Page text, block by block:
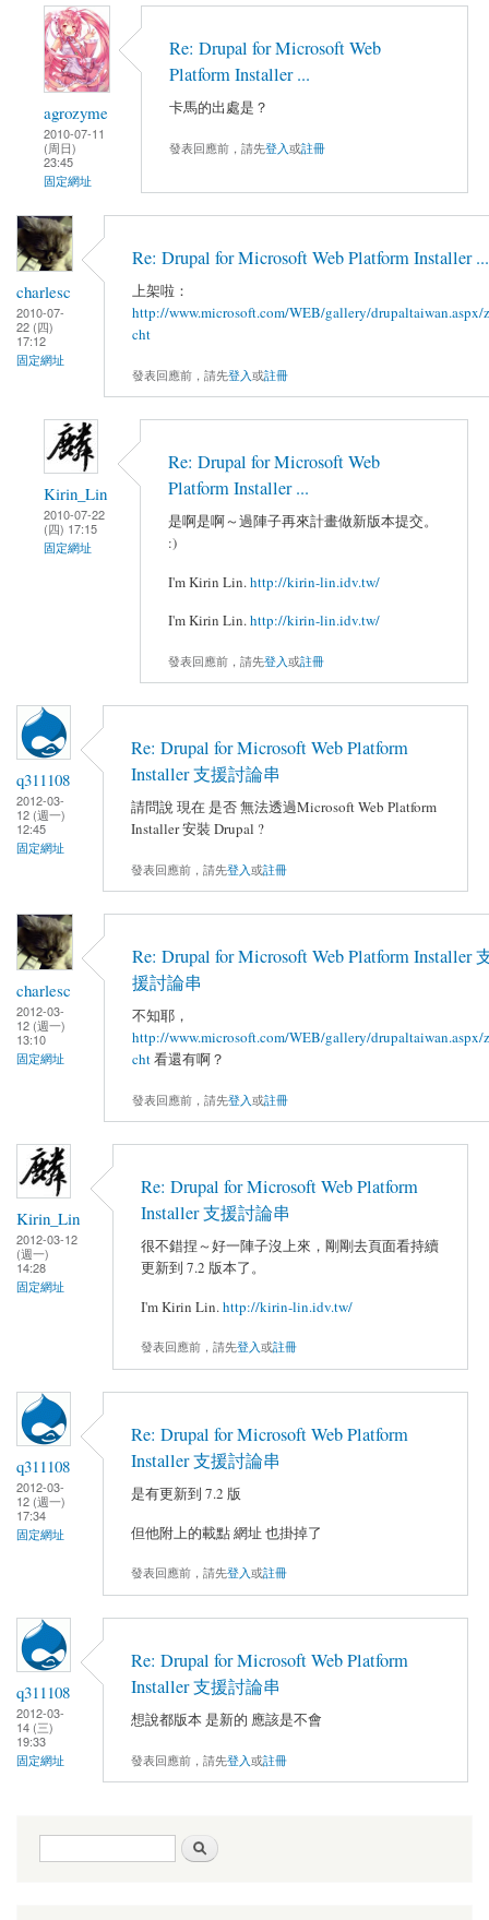
agrozyme
2010-07-11
(周日)
23:45
固定網址
Re: Drupal for Microsoft Web
Platform Installer ...
卡馬的出處是？
發表回應前，請先登入或註冊
charlesc
2010-07-
22 (四)
17:12
固定網址
Re: Drupal for Microsoft Web Platform Installer ...
上架啦：
http://www.microsoft.com/WEB/gallery/drupaltaiwan.aspx/
cht
發表回應前，請先登入或註冊
Kirin_Lin
2010-07-22
(四) 17:15
固定網址
Re: Drupal for Microsoft Web
Platform Installer ...
是啊是啊～過陣子再來計畫做新版本提交。
:)
I'm Kirin Lin.http://kirin-lin.idv.tw/
I'm Kirin Lin.http://kirin-lin.idv.tw/
發表回應前，請先登入或註冊
q311108
2012-03-
12 (週一)
12:45
固定網址
Re: Drupal for Microsoft Web Platform
Installer 支援討論串
請問說 現在 是否 無法透過Microsoft Web Platform
Installer 安裝 Drupal ?
發表回應前，請先登入或註冊
charlesc
2012-03-
12 (週一)
13:10
固定網址
Re: Drupal for Microsoft Web Platform Installer
援討論串
不知耶，
http://www.microsoft.com/WEB/gallery/drupaltaiwan.aspx/
cht看還有啊？
發表回應前，請先登入或註冊
Kirin_Lin
2012-03-12
(週一)
14:28
固定網址
Re: Drupal for Microsoft Web Platform
Installer 支援討論串
很不錯捏～好一陣子沒上來，剛剛去頁面看持續
更新到 7.2 版本了。
I'm Kirin Lin.http://kirin-lin.idv.tw/
發表回應前，請先登入或註冊
q311108
2012-03-
12 (週一)
17:34
固定網址
Re: Drupal for Microsoft Web Platform
Installer 支援討論串
是有更新到 7.2 版
但他附上的載點 網址 也掛掉了
發表回應前，請先登入或註冊
q311108
2012-03-
14 (三)
19:33
固定網址
Re: Drupal for Microsoft Web Platform
Installer 支援討論串
想說都版本 是新的 應該是不會
發表回應前，請先登入或註冊
搜尋表單